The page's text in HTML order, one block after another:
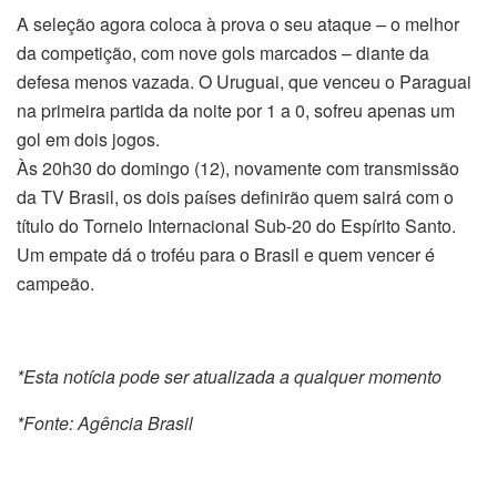
A seleção agora coloca à prova o seu ataque – o melhor
da competição, com nove gols marcados – diante da
defesa menos vazada. O Uruguai, que venceu o Paraguai
na primeira partida da noite por 1 a 0, sofreu apenas um
gol em dois jogos.
Às 20h30 do domingo (12), novamente com transmissão
da TV Brasil, os dois países definirão quem sairá com o
título do Torneio Internacional Sub-20 do Espírito Santo.
Um empate dá o troféu para o Brasil e quem vencer é
campeão.
*Esta notícia pode ser atualizada a qualquer momento
*Fonte: Agência Brasil